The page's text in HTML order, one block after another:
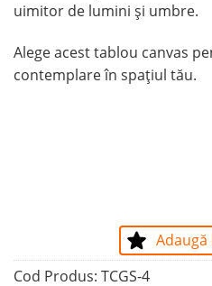
uimitor de lumini și umbre.
Alege acest tablou canvas
contemplare în spațiul tău.
Cod Produs: TCGS-4